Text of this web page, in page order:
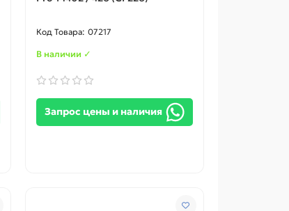
07217
В наличии ✓
Запрос цены и наличия